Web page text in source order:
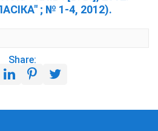
; № 1-4, 2012).
Share: